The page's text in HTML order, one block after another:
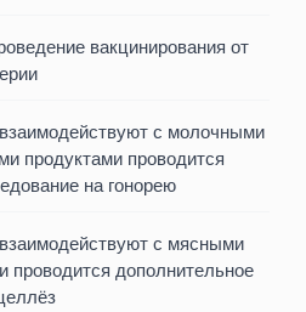
вакцинирования от
с молочными
продуктами проводится
на гонорею
с мясными
проводится дополнительное